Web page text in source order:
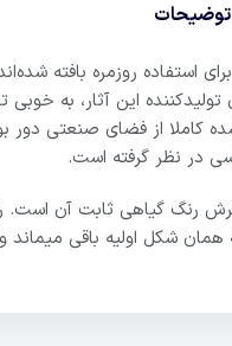
توضیحات
استفاده روزمره بافته
این آثار، به
کاملا از فضای صنعتی دور
در نظر گرفته است.
رنگ گیاهی ثابت آن است.
همان شکل اولیه باقی